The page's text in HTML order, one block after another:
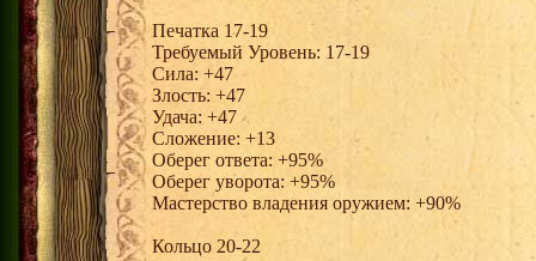
Печатка 17-19
Требуемый Уровень: 17-19
Сила: +47
Злость: +47
Удача: +47
Сложение: +13
Оберег ответа: +95%
Оберег уворота: +95%
Мастерство владения оружием: +90%
Кольцо 20-22